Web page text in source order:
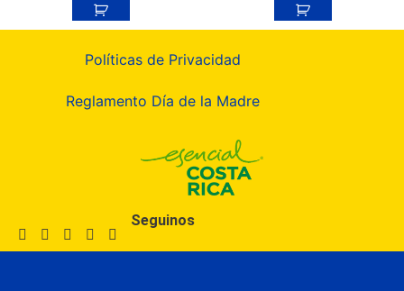
Políticas de Privacidad
Reglamento Día de la Madre
Seguinos